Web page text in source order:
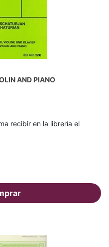
AND PIANO
recibir en la librería el